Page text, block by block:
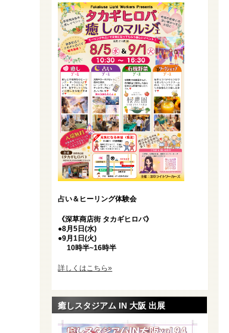
占い＆ヒーリング体験会
《深草商店街 タカギヒロバ》
●8月5日(水)
●9月1日(火)
10時半~16時半
詳しくはこちら»
癒しスタジアム IN 大阪 出展